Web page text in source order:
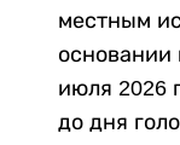
местным
основании
июля 2026
до дня